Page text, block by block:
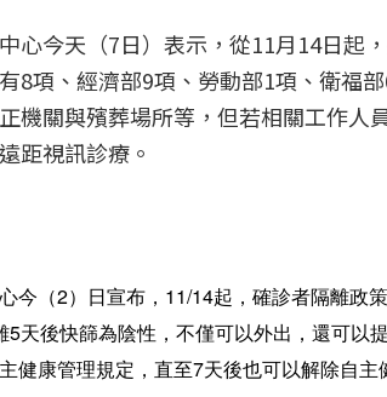
心今天（7日）表示，從11月14日起
8項、經濟部9項、勞動部1項、衛福
機關與殯葬場所等，但若相關工作
距視訊診療。
今（2）日宣布，11/14起，確診者隔離政
5天後快篩為陰性，不僅可以外出，還可以
健康管理規定，直至7天後也可以解除自主